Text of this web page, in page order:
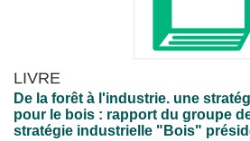
LIVRE
De la forêt à l'industrie. une
pour le bois : rapport du groupe
stratégie industrielle "Bois"